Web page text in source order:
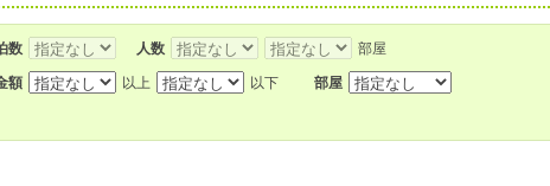
数 人数 部屋
額 以上 以下 部屋